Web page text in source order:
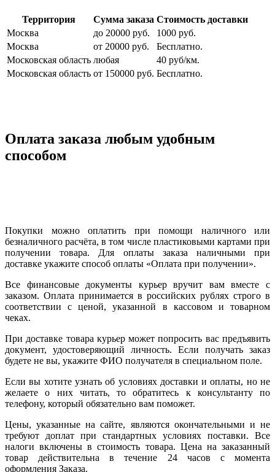
Территория Сумма заказа Стоимость доставки
Москва
до 20000 руб.
1000 руб.
Москва
от 20000 руб.
Бесплатно.
Московская область любая
40 руб/км.
Московская область от 150000 руб. Бесплатно.
Оплата заказа любым удобным
способом
Покупки можно оплатить при помощи наличного или
безналичного расчёта, в том числе пластиковыми картами при
получении товара. Для оплаты заказа наличными при
доставке укажите способ оплаты «Оплата при получении».
Все финансовые документы курьер вручит вам вместе с
заказом. Оплата принимается в российских рублях строго в
соответствии с ценой, указанной в кассовом и товарном
чеках.
При доставке товара курьер может попросить вас предъявить
документ, удостоверяющий личность. Если получать заказ
будете не вы, укажите ФИО получателя в специальном поле.
Если вы хотите узнать об условиях доставки и оплаты, но не
желаете о них читать, то обратитесь к консультанту по
телефону, который обязательно вам поможет.
Цены, указанные на сайте, являются окончательными и не
требуют доплат при стандартных условиях поставки. Все
налоги включены в стоимость товара. Цена на заказанный
товар действительна в течение 24 часов с момента
оформления Заказа.